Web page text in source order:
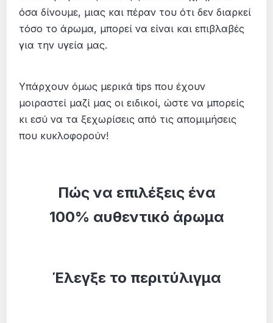
όσα δίνουμε, μιας και πέραν του ότι δεν διαρκεί
τόσο το άρωμα, μπορεί να είναι και επιβλαβές
για την υγεία μας.
Υπάρχουν όμως μερικά tips που έχουν
μοιραστεί μαζί μας οι ειδικοί, ώστε να μπορείς
κι εσύ να τα ξεχωρίσεις από τις απομιμήσεις
που κυκλοφορούν!
Πώς να επιλέξεις ένα
100% αυθεντικό άρωμα
Έλεγξε το περιτύλιγμα